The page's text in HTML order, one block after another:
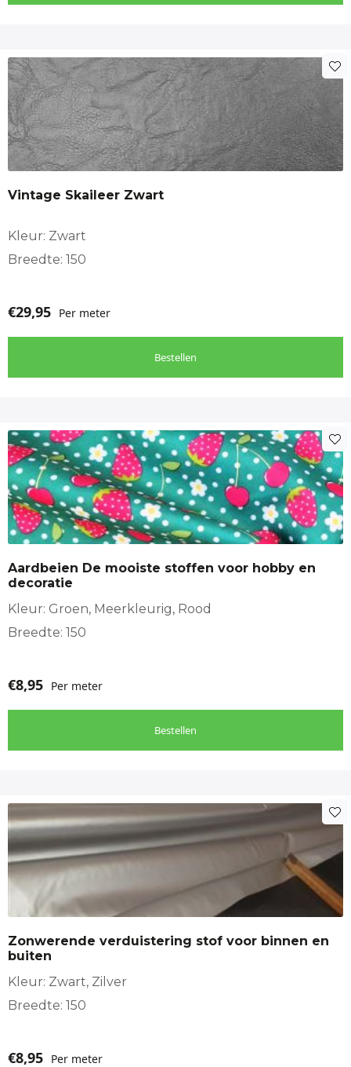
Vintage Skaileer Zwart
Kleur: Zwart
Breedte: 150
€29,95 Per meter
Bestellen
Aardbeien De mooiste stoffen voor hobby en
decoratie
Kleur: Groen, Meerkleurig, Rood
Breedte: 150
€8,95 Per meter
Bestellen
Zonwerende verduistering stof voor binnen en
buiten
Kleur: Zwart, Zilver
Breedte: 150
€8,95 Per meter